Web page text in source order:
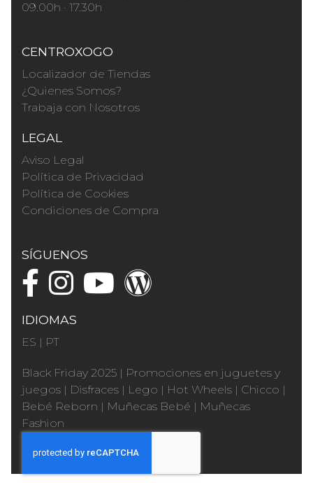
09.00h · 17.30h
CENTROXOGO
Localizador de Tiendas
¿Quienes Somos?
Trabaja con Nosotros
LEGAL
Aviso Legal
Política de Privacidad
Política de Cookies
Condiciones de Compra
SÍGUENOS
IDIOMAS
ES | PT
Black Friday 2025 | Promociones en juguetes y
juegos | Disfraces | Lego | Hot Wheels | Chicco |
Bebé Reborn | Muñecas Bebé | Muñecas
Fashion